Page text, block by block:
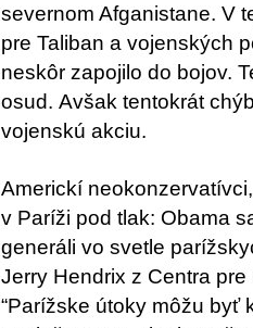
severnom Afganistane. V
pre Taliban a vojenských
neskôr zapojilo do bojov.
osud. Avšak tentokrát
vojenskú akciu.
Americkí
v Paríži pod tlak: Obama
generáli vo svetle
Jerry Hendrix z Centra
“Parížske útoky môžu byť